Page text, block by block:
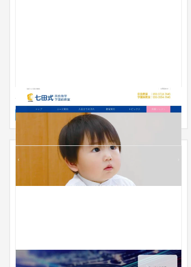
0歳からの能力開発 七田式奈良
企業サイト 学習塾・予備校
ワンデイシステム株式会社